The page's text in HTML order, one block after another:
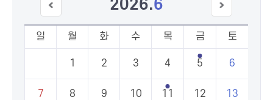
2026.6
일 월 화 수 목 금 토
1 2 3 4 5 6
7 8 9 10 11 12 13